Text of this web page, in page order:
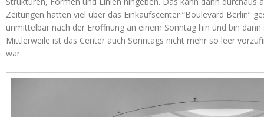
Zeitungen hatten viel über das Einkaufscenter “Boulevard Berlin”
unmittelbar nach der Eröffnung an einem Sonntag hin und bin
Mittlerweile ist das Center auch Sonntags nicht mehr so leer
war.